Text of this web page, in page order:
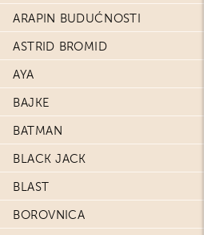
ARAPIN BUDUĆNOSTI
ASTRID BROMID
AYA
BAJKE
BATMAN
BLACK JACK
BLAST
BOROVNICA